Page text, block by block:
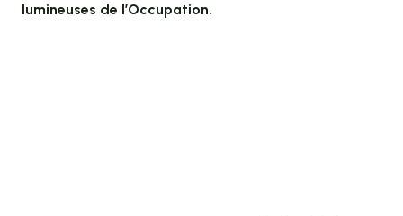
lumineuses de l’Occupation.